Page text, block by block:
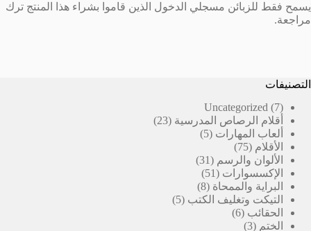
يسمح فقط للزبائن مسجلي الدخول الذين قاموا بشراء هذا المنتج ترك
مراجعة.
التصنيفات
Uncategorized
7
7
منتجات
أقلام الرصاص المدرسية 23
23
ألعاب المهارات 5
5
الأقلام 75
75
منتج
الألوان والرسم 31
31
الإكسسوارات 51
51
منتج
البراية والممحاة 8
8
منتجاتالتيكت وتغليف الكتب 5
5
الحقائب 6
6
الختم 3
3